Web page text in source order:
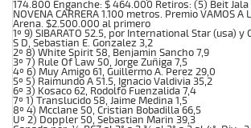
174.800 Enganche: $ 464.000 Retiros: (5) Beit Jala
NOVENA CARRERA 1.100 metros. Premio VAMOS A
Arena. $2.500.000 al primero
1º 9) SIBARATO 52.5, por International Star (usa) y
S D, Sebastian E. Gonzalez 3,2
2º 8) White Spirit 58, Benjamin Sancho 7,9
3º 7) Rule Of Law 50, Jorge Zuñiga 7,5
4º 6) Muy Amigo 61, Guillermo A. Perez 29,0
5º 5) Raimundo A 51.5, Ignacio Valdivia 35,2
6º 3) Kosaco 62, Rodolfo Fuenzalida 7,4
7º 1) Translucido 58, Jaime Medina 1,5
8º 4) Mcclane 50, Cristian Bobadilla 66,5
Uº 2) Doppler 50, Sebastian Marin 39,3